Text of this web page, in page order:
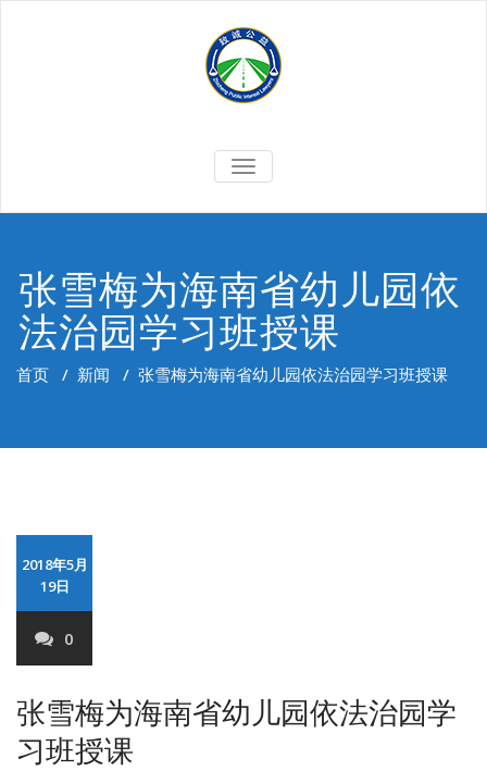
切
换
张雪梅为海南省幼儿园依
法治园学习班授课
首页 / 新闻 / 张雪梅为海南省幼儿园依法治园学习班授课
2018年5月
19日
0
张雪梅为海南省幼儿园依法治园学
习班授课